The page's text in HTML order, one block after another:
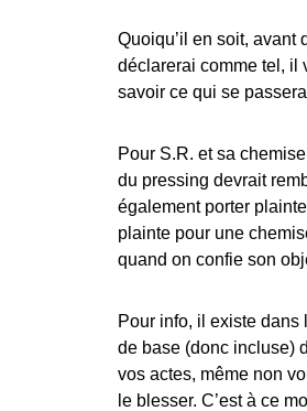
Quoiqu’il en soit, avant
déclarerai comme tel, il
savoir ce qui se
Pour S.R. et sa
du pressing devrait
également porter
plainte pour une
quand on confie son
Pour info, il existe
de base (donc incluse)
vos actes, même non
le blesser. C’est à ce